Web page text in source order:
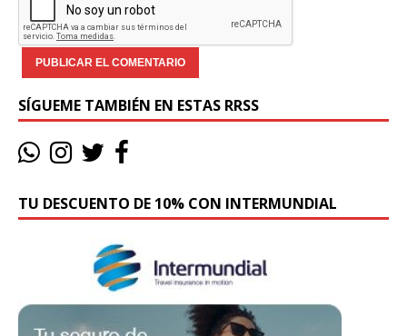
SÍGUEME TAMBIÉN EN ESTAS RRSS
TU DESCUENTO DE 10% CON INTERMUNDIAL